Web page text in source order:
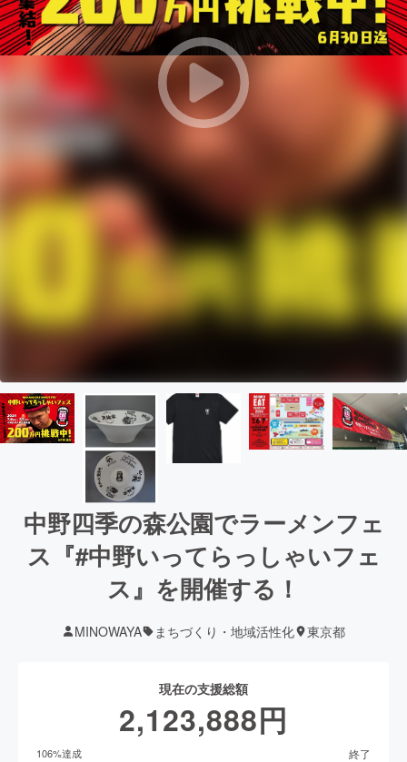
中野四季の森公園でラーメンフェ
ス『#中野いってらっしゃいフェ
ス』を開催する！
MINOWAYA まちづくり・地域活性化 東京都
現在の支援総額
2,123,888円
106%達成 終了